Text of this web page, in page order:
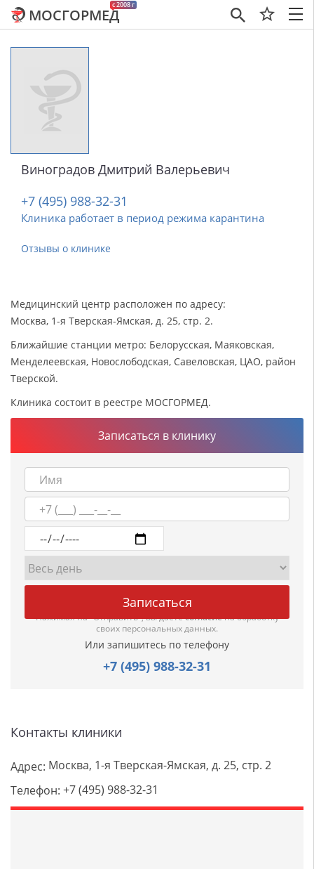
×
c 2008 г
МОСГОРМЕД
Виноградов Дмитрий Валерьевич
+7 (495) 988-32-31
Клиника работает в период режима карантина
Отзывы о клинике
Медицинский центр расположен по адресу:
Москва, 1-я Тверская-Ямская, д. 25, стр. 2.
Ближайшие станции метро: Белорусская, Маяковская,
Менделеевская, Новослободская, Савеловская, ЦАО, район
Тверской.
Клиника состоит в реестре МОСГОРМЕД.
Записаться в клинику
Нажимая на "Отправить", вы даетесогласиена обработку
своих персональных данных.
Или запишитесь по телефону
+7 (495) 988-32-31
Контакты клиники
Адрес: Москва, 1-я Тверская-Ямская, д. 25, стр. 2
Телефон: +7 (495) 988-32-31